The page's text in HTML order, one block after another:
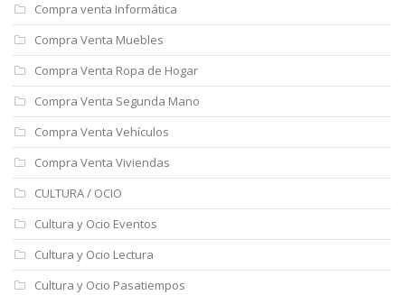
Compra venta Informática
Compra Venta Muebles
Compra Venta Ropa de Hogar
Compra Venta Segunda Mano
Compra Venta Vehículos
Compra Venta Viviendas
CULTURA / OCIO
Cultura y Ocio Eventos
Cultura y Ocio Lectura
Cultura y Ocio Pasatiempos